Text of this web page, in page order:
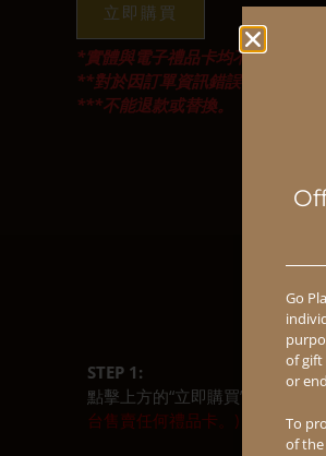
立即購買
*實體與電子禮品卡均不可用作購
**對於因訂單資訊錯誤而導致的錯
***不能退款或替換。
STEP 1:
點擊上方的“立即購買”按鈕前往
台售賣任何禮品卡。)
Go
of gift
or
To
of